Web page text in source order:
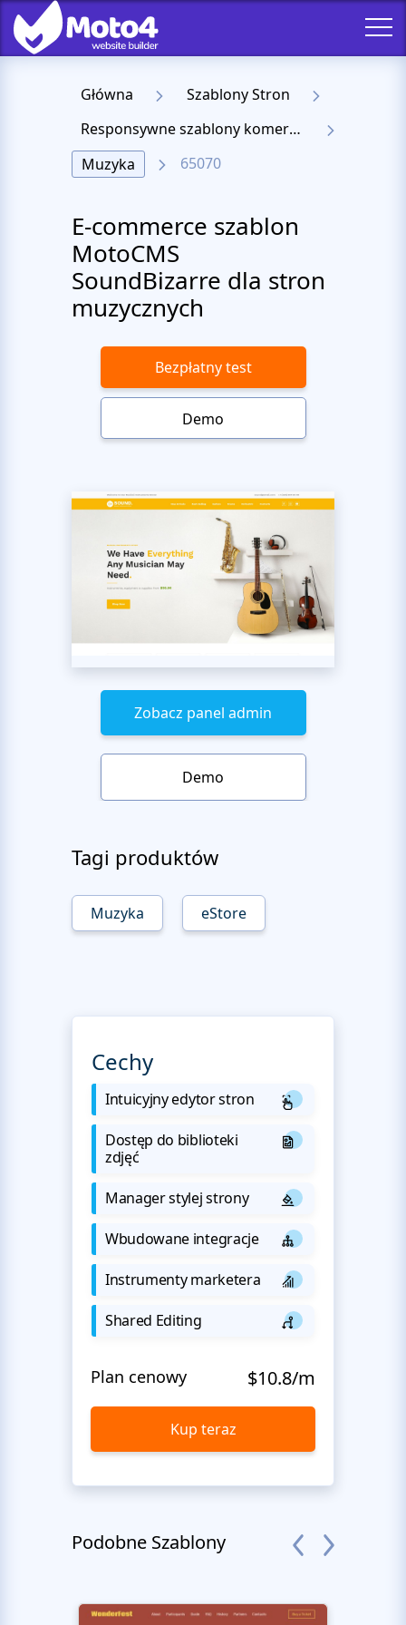
Główna
Szablony Stron
Responsywne szablony komercyjne
Muzyka
65070
E-commerce szablon
MotoCMS
SoundBizarre dla stron
muzycznych
Bezpłatny test
Demo
Zobacz panel admin
Demo
Tagi produktów
Muzyka eStore
Cechy
Intuicyjny edytor stron
Dostęp do biblioteki
zdjęć
Manager stylej strony
Wbudowane integracje
Instrumenty marketera
Shared Editing
Plan cenowy $10.8/m
Kup teraz
Podobne Szablony